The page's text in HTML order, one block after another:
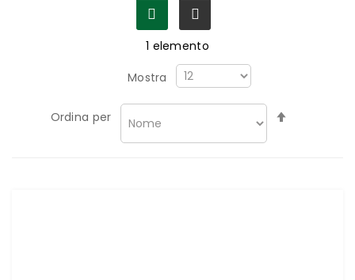
1 elemento
Mostra
Ordina per